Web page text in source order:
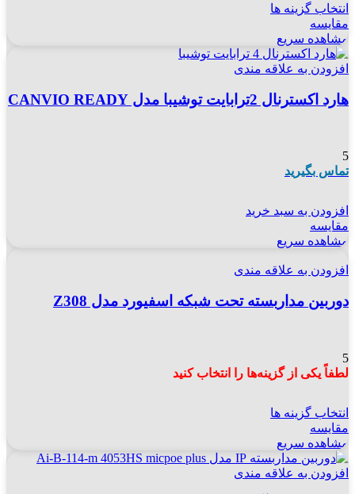
انتخاب گزینه ها
مقایسه
مشاهده سریع
افزودن به علاقه مندی
هارد اکسترنال 2ترابایت توشیبا مدل CANVIO READY
5
تماس بگیرید
افزودن به سبد خرید
مقایسه
مشاهده سریع
افزودن به علاقه مندی
دوربین مداربسته تحت شبکه اسفیورد مدل Z308
5
لطفاً یکی از گزینه‌ها را انتخاب کنید
انتخاب گزینه ها
مقایسه
مشاهده سریع
افزودن به علاقه مندی